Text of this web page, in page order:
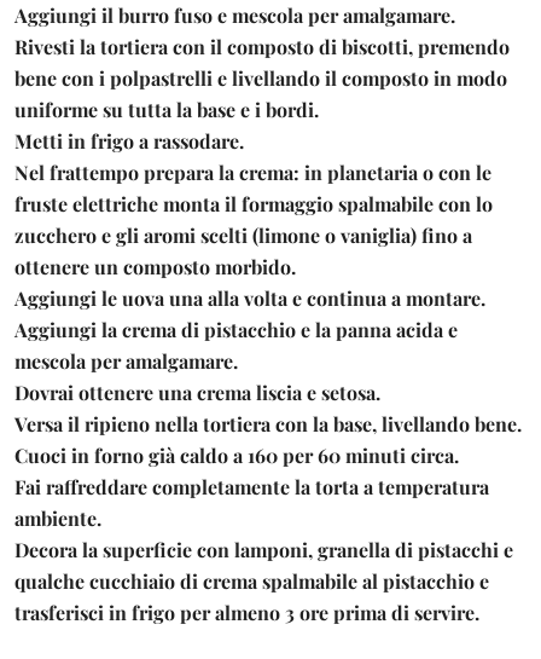
Aggiungi il burro fuso e mescola per amalgamare.
Rivesti la tortiera con il composto di biscotti, premendo
bene con i polpastrelli e livellando il composto in modo
uniforme su tutta la base e i bordi.
Metti in frigo a rassodare.
Nel frattempo prepara la crema: in planetaria o con le
fruste elettriche monta il formaggio spalmabile con lo
zucchero e gli aromi scelti (limone o vaniglia) fino a
ottenere un composto morbido.
Aggiungi le uova una alla volta e continua a montare.
Aggiungi la crema di pistacchio e la panna acida e
mescola per amalgamare.
Dovrai ottenere una crema liscia e setosa.
Versa il ripieno nella tortiera con la base, livellando bene.
Cuoci in forno già caldo a 160 per 60 minuti circa.
Fai raffreddare completamente la torta a temperatura
ambiente.
Decora la superficie con lamponi, granella di pistacchi e
qualche cucchiaio di crema spalmabile al pistacchio e
trasferisci in frigo per almeno 3 ore prima di servire.